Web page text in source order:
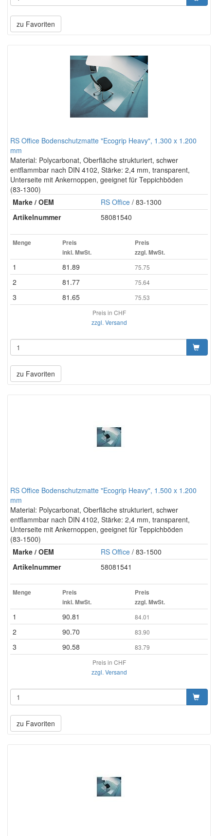
zu Favoriten
RS Office Bodenschutzmatte "Ecogrip Heavy", 1.300 x 1.200
mm
Material: Polycarbonat, Oberfläche strukturiert, schwer
entflammbar nach DIN 4102, Stärke: 2,4 mm, transparent,
Unterseite mit Ankernoppen, geeignet für Teppichböden
(83-1300)
Marke / OEM
RS Office / 83-1300
Artikelnummer
58081540
Menge
Preis
inkl. MwSt.
Preis
zzgl. MwSt.
1 81.89 75.75
2 81.77 75.64
3 81.65
75.53
Preis in CHF
zzgl. Versand
zu Favoriten
RS Office Bodenschutzmatte "Ecogrip Heavy", 1.500 x 1.200
mm
Material: Polycarbonat, Oberfläche strukturiert, schwer
entflammbar nach DIN 4102, Stärke: 2,4 mm, transparent,
Unterseite mit Ankernoppen, geeignet für Teppichböden
(83-1500)
Marke / OEM
RS Office / 83-1500
Artikelnummer
58081541
Menge
Preis
inkl. MwSt.
Preis
zzgl. MwSt.
1 90.81 84.01
2 90.70 83.90
3 90.58
83.79
Preis in CHF
zzgl. Versand
zu Favoriten